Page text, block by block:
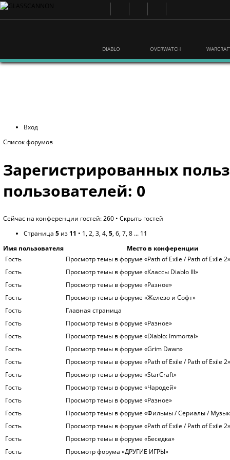
DIABLO OVERWATCH
Вход
Список форумов
Зарегистрированных
пользователей: 0
Сейчас на конференции гостей: 260 • Скрыть гостей
Страница 5 из 11 • 1, 2, 3, 4, 5, 6, 7, 8 ... 11
Имя пользователя
Место в конференции
Гость
Просмотр темы в форуме «Path of Exile / Path of Exile 2»
Гость
Просмотр темы в форуме «Классы Diablo III»
Гость
Просмотр темы в форуме «Разное»
Гость
Просмотр темы в форуме «Железо и Софт»
Гость
Главная страница
Гость
Просмотр темы в форуме «Разное»
Гость
Просмотр темы в форуме «Diablo: Immortal»
Гость
Просмотр темы в форуме «Grim Dawn»
Гость
Просмотр темы в форуме «Path of Exile / Path of Exile 2»
Гость
Просмотр темы в форуме «StarCraft»
Гость
Просмотр темы в форуме «Чародей»
Гость
Просмотр темы в форуме «Разное»
Гость
Просмотр темы в форуме «Фильмы / Сериалы /
Гость
Просмотр темы в форуме «Path of Exile / Path of Exile 2»
Гость
Просмотр темы в форуме «Беседка»
Гость
Просмотр форума «ДРУГИЕ ИГРЫ»